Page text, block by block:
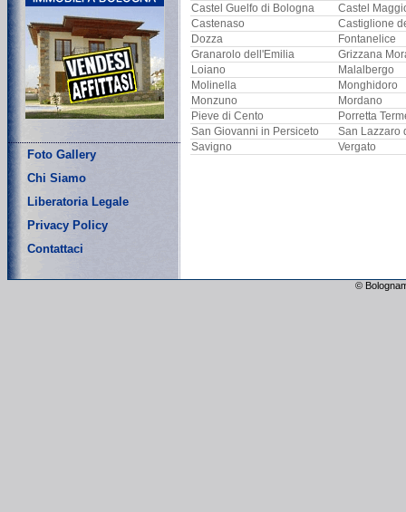
Foto Gallery
Chi Siamo
Liberatoria Legale
Privacy Policy
Contattaci
Castel Guelfo di Bologna
Castel
Castenaso
Castiglione
Dozza
Fontanelice
Granarolo dell'Emilia
Grizzana
Loiano
Malalbergo
Molinella
Monghidoro
Monzuno
Mordano
Pieve di Cento
Porretta
San Giovanni in Persiceto
San Lazzaro
Savigno
Vergato
©